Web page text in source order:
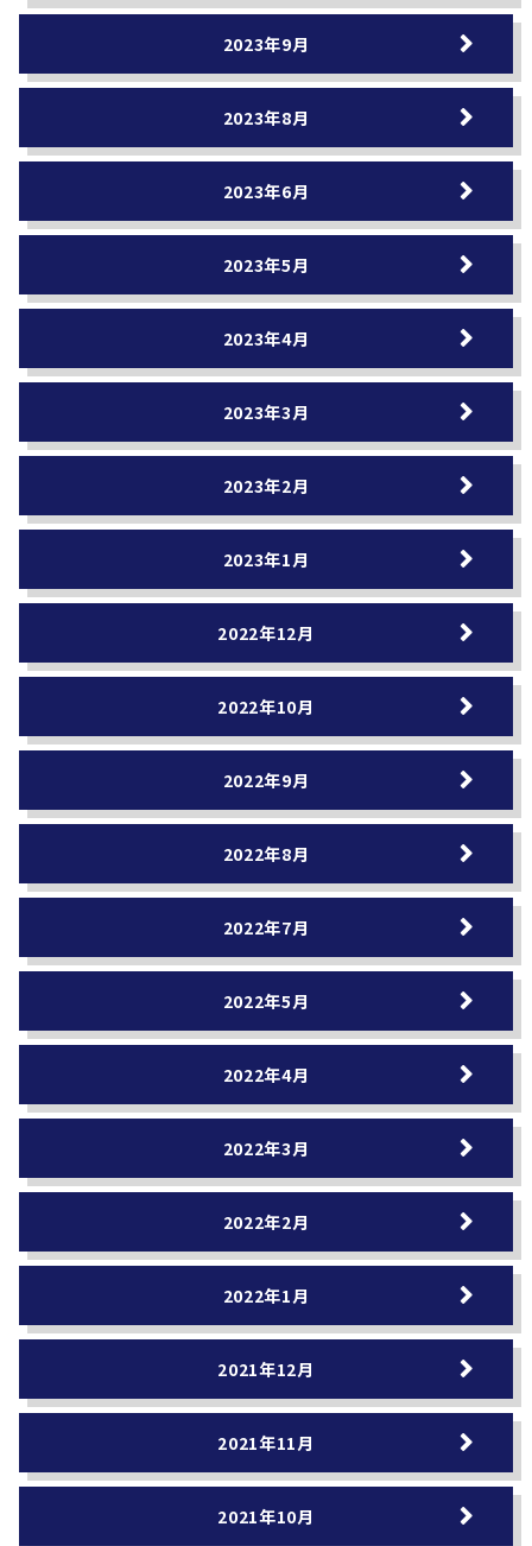
2023年9月
2023年8月
2023年6月
2023年5月
2023年4月
2023年3月
2023年2月
2023年1月
2022年12月
2022年10月
2022年9月
2022年8月
2022年7月
2022年5月
2022年4月
2022年3月
2022年2月
2022年1月
2021年12月
2021年11月
2021年10月